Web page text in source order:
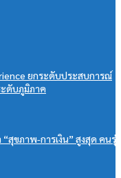
ยกระดับประสบการณ์
ะดับภูมิภาค
สุขภาพ-การเงิน” สูงสุด คนรุ่